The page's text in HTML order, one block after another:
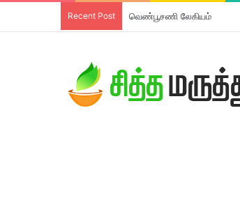
Recent Post வெண்பூசணி லேகியம்